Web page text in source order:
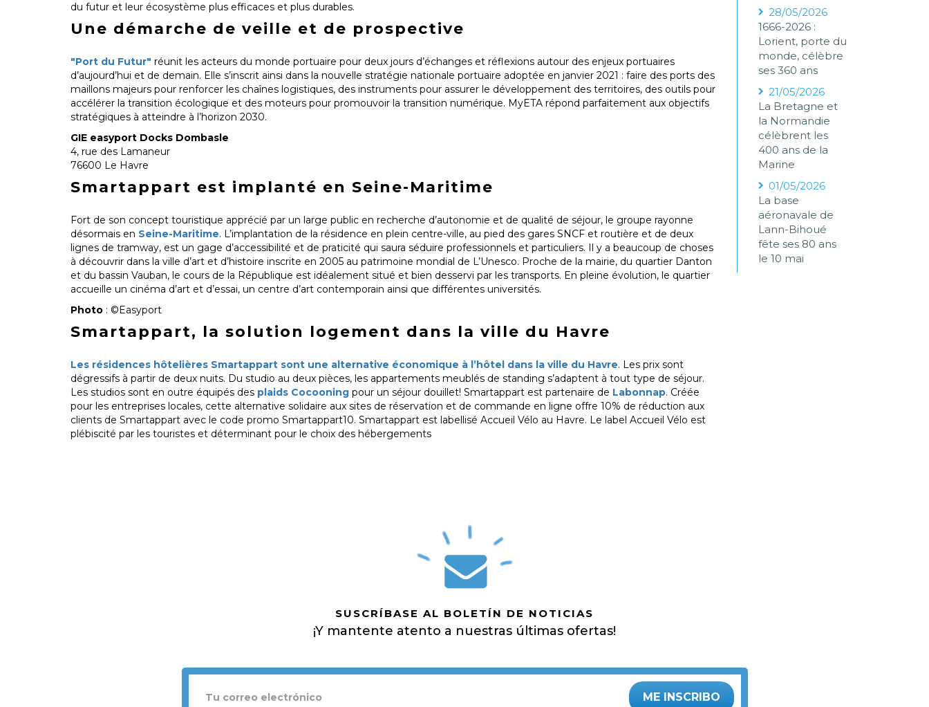
du futur et leur écosystème plus efficaces et plus durables.
Une démarche de veille et de prospective
"Port du Futur" réunit les acteurs du monde portuaire pour deux jours d’échanges et réflexions autour des enjeux portuaires
d’aujourd’hui et de demain. Elle s’inscrit ainsi dans la nouvelle stratégie nationale portuaire adoptée en janvier 2021 : faire des ports des
maillons majeurs pour renforcer les chaînes logistiques, des instruments pour assurer le développement des territoires, des outils pour
accélérer la transition écologique et des moteurs pour promouvoir la transition numérique. MyETA répond parfaitement aux objectifs
stratégiques à atteindre à l’horizon 2030.
GIE easyport Docks Dombasle
4, rue des Lamaneur
76600 Le Havre
Smartappart est implanté en Seine-Maritime
Fort de son concept touristique apprécié par un large public en recherche d’autonomie et de qualité de séjour, le groupe rayonne
désormais en Seine-Maritime. L’implantation de la résidence en plein centre-ville, au pied des gares SNCF et routière et de deux
lignes de tramway, est un gage d’accessibilité et de praticité qui saura séduire professionnels et particuliers. Il y a beaucoup de choses
à découvrir dans la ville d’art et d’histoire inscrite en 2005 au patrimoine mondial de L’Unesco. Proche de la mairie, du quartier Danton
et du bassin Vauban, le cours de la République est idéalement situé et bien desservi par les transports. En pleine évolution, le quartier
accueille un cinéma d’art et d’essai, un centre d’art contemporain ainsi que différentes universités.
Photo : ©Easyport
Smartappart, la solution logement dans la ville du Havre
Les résidences hôtelières Smartappart sont une alternative économique à l’hôtel dans la ville du Havre. Les prix sont
dégressifs à partir de deux nuits. Du studio au deux pièces, les appartements meublés de standing s’adaptent à tout type de séjour.
Les studios sont en outre équipés des plaids Cocooning pour un séjour douillet! Smartappart est partenaire de Labonnap. Créée
pour les entreprises locales, cette alternative solidaire aux sites de réservation et de commande en ligne offre 10% de réduction aux
clients de Smartappart avec le code promo Smartappart10. Smartappart est labellisé Accueil Vélo au Havre. Le label Accueil Vélo est
plébiscité par les touristes et déterminant pour le choix des hébergements
28/05/2026
1666-2026 :
Lorient, porte du
monde, célèbre
ses 360 ans
21/05/2026
La Bretagne et
la Normandie
célèbrent les
400 ans de la
Marine
01/05/2026
La base
aéronavale de
Lann-Bihoué
fête ses 80 ans
le 10 mai
SUSCRÍBASE AL BOLETÍN DE NOTICIAS
¡Y mantente atento a nuestras últimas ofertas!
ME INSCRIBO